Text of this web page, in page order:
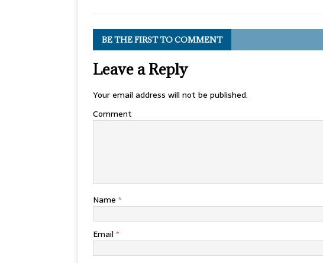
BE THE FIRST TO COMMENT
Leave a Reply
Your email address will not be published.
Comment
Name *
Email *